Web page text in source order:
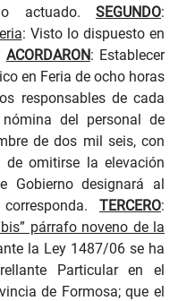
actuado. SEGUNDO:
: Visto lo dispuesto en
ACORDARON: Establecer
en Feria de ocho horas
responsables de cada
del personal de
de dos mil seis, con
de omitirse la elevación
Gobierno designará al
TERCERO:
párrafo noveno de la
la Ley 1487/06 se ha
Particular en el
de Formosa; que el